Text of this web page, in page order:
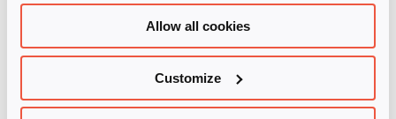
Allow all cookies
Customize
über Neustart-Optionen, wie erzwungener
Neustart, Verzögerung innerhalb und
außerhalb des Zeitfensters sowie stille